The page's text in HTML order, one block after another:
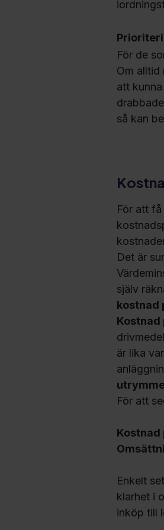
För de
Om alltid
att
så kan
För att
Det är
själv
kostnad
är lika
För att
Kostnad
Enkelt
klarhet i
inköp till